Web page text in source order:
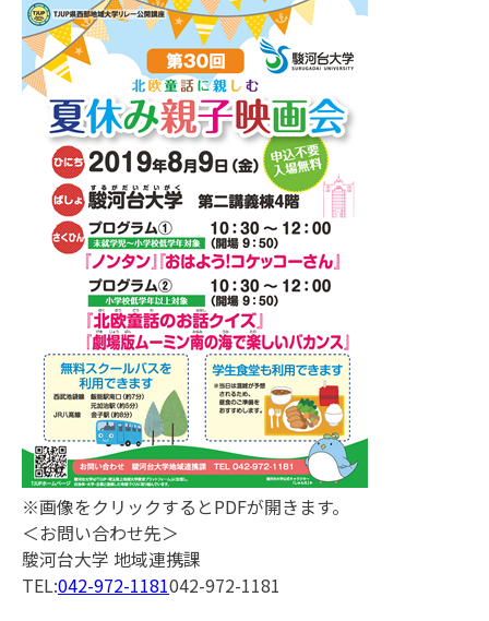
※画像をクリックするとPDFが開きます。
＜お問い合わせ先＞
駿河台大学 地域連携課
TEL:042-972-1181042-972-1181